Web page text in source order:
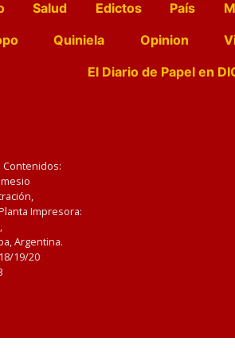
Salud Edictos País
Quiniela Opinion
El Diario de Papel en
Impresora:
Argentina.
19/20